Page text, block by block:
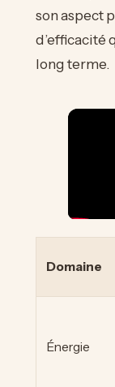
son aspect
d’efficacité
long terme.
Domaine
Énergie